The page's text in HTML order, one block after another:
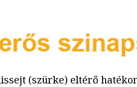
(szürke) eltérő